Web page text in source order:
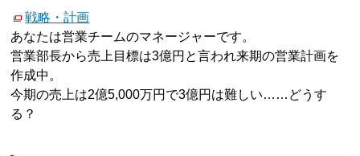
戦略・計画
あなたは営業チームのマネージャーです。
営業部長から売上目標は3億円と言われ来期の営業計画を
作成中。
今期の売上は2億5,000万円で3億円は難しい……どうす
る？